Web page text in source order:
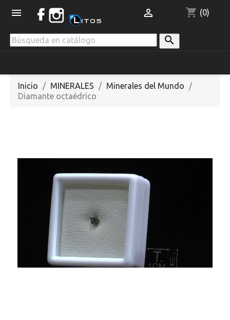
 shopping_cart (0)


Inicio MINERALES
Minerales del Mundo
Diamante octaédrico